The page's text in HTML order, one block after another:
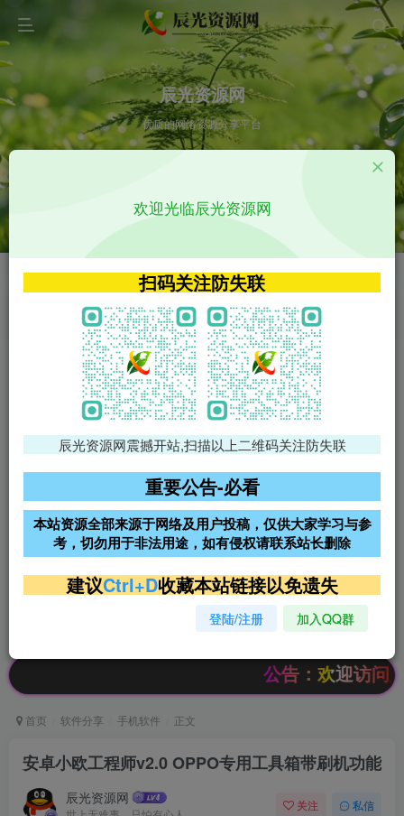
辰光资源网
优质的网络资源分享平台
VIP特权介绍 APP源码
VIP特权介绍
火
VIP特权介绍
影视源码
影视源码
免费领支付宝红包
腾讯轻量4核4G3M服务器38元/
阿里云2核2G200M服务器68元/
年
雨云高防免备案服务器
超低价文字广告位招租 超低价文字广告位招租
超低价文字广告位招租
公告：欢迎访问辰光资
首页 软件分享 手机软件 正文
安卓小欧工程师v2.0 OPPO专用工具箱带刷机功能
辰光资源网 关注 私信
欢迎光临辰光资源网
扫码关注防失联
辰光资源网震撼开站,扫描以上二维码关注防失联
重要公告-必看
本站资源全部来源于网络及用户投稿，仅供大家学习与参
考，切勿用于非法用途，如有侵权请联系站长删除
建议Ctrl+D收藏本站链接以免遗失
登陆/注册 加入QQ群